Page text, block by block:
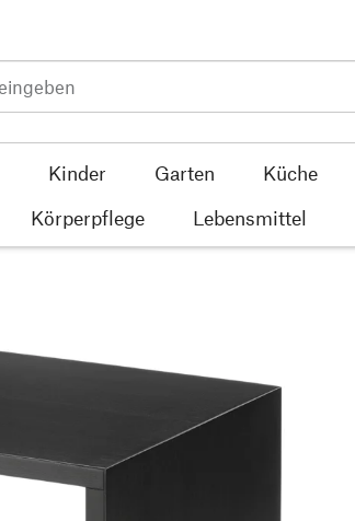
Kinder Garten Küche
Körperpflege Lebensmittel